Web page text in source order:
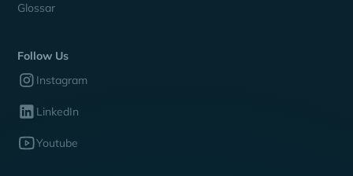
Glossar
Follow Us
Instagram
LinkedIn
Youtube